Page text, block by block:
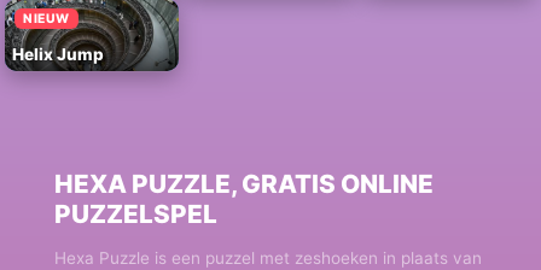
NIEUW
Helix Jump
HEXA PUZZLE, GRATIS ONLINE
PUZZELSPEL
Hexa Puzzle is een puzzel met zeshoeken in plaats van